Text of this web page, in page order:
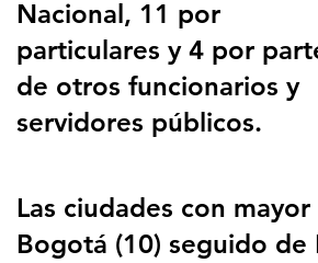
Nacional, 11 por
particulares y 4 por
de otros funcionarios y
servidores públicos.
Las ciudades con
Bogotá (10) seguido de